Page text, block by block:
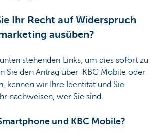
Ihr Recht auf Widerspruch
ausüben?
stehenden Links, um dies sofort zu
Sie den Antrag über KBC Mobile oder
kennen wir Ihre Identität und Sie
nachweisen, wer Sie sind.
und KBC Mobile?